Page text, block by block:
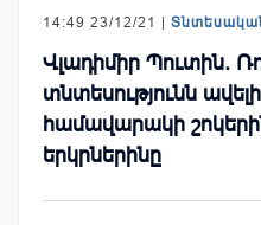
14:49 23/12/21 |
Վլադիմիր Պուտին.
տնտեսությունն
համավարակի
երկրներինը